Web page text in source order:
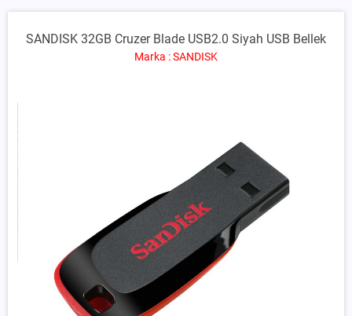
SANDISK 32GB Cruzer Blade USB2.0 Siyah USB Bellek
Marka : SANDISK